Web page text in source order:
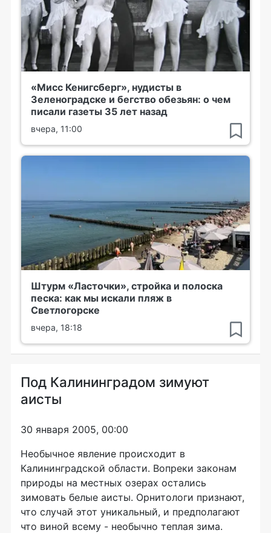
«Мисс Кенигсберг», нудисты в
Зеленоградске и бегство обезьян: о чем
писали газеты 35 лет назад
вчера, 11:00
Штурм «Ласточки», стройка и полоска
песка: как мы искали пляж в
Светлогорске
вчера, 18:18
Под Калининградом зимуют
аисты
30 января 2005, 00:00
Необычное явление происходит в
Калининградской области. Вопреки законам
природы на местных озерах остались
зимовать белые аисты. Орнитологи признают,
что случай этот уникальный, и предполагают
что виной всему - необычно теплая зима.